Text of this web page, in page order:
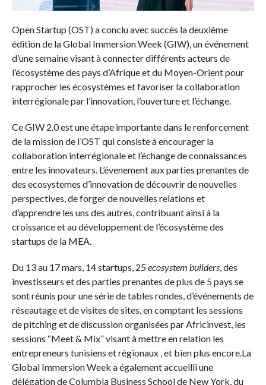
Open Startup (OST) a conclu avec succès la deuxième
édition de la Global Immersion Week (GIW), un événement
d’une semaine visant à connecter différents acteurs de
l’écosystème des pays d’Afrique et du Moyen-Orient pour
rapprocher les écosystèmes et favoriser la collaboration
interrégionale par l’innovation, l’ouverture et l’échange.
Ce GIW 2.0 est une étape importante dans le renforcement
de la mission de l’OST qui consiste à encourager la
collaboration interrégionale et l’échange de connaissances
entre les innovateurs. L’évenement aux parties prenantes de
des ecosystemes d’innovation de découvrir de nouvelles
perspectives, de forger de nouvelles relations et
d’apprendre les uns des autres, contribuant ainsi à la
croissance et au développement de l’écosystème des
startups de la MEA.
Du 13 au 17 mars, 14 startups, 25ecosystem builders, des
investisseurs et des parties prenantes de plus de 5 pays se
sont réunis pour une série de tables rondes, d’événements de
réseautage et de visites de sites, en comptant les sessions
de pitching et de discussion organisées par Africinvest, les
sessions “Meet & Mix” visant à mettre en relation les
entrepreneurs tunisiens et régionaux , et bien plus encore.La
Global Immersion Week a également accueilli une
délégation de Columbia Business School de New York, du